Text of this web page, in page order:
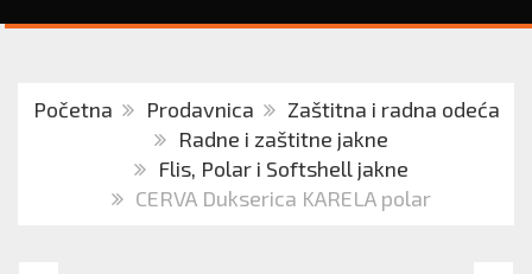
Početna Prodavnica
Zaštitna i radna odeća
Radne i zaštitne jakne
Flis, Polar i Softshell jakne
CERVA Dukserica KARELA polar